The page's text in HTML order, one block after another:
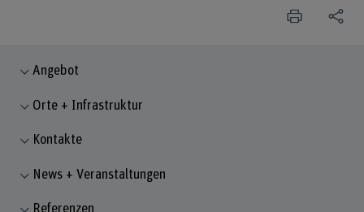
Angebot
Orte + Infrastruktur
Kontakte
News + Veranstaltungen
Referenzen